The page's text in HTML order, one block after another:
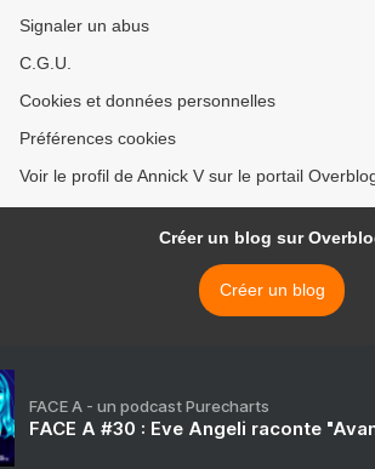
Signaler un abus
C.G.U.
Cookies et données personnelles
Préférences cookies
Voir le profil de Annick V sur le portail
Créer un blog sur
Créer un blog
FACE A - un podcast Purecharts
FACE A #30 : Eve Angeli raconte